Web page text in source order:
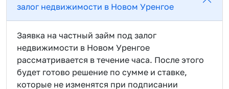
залог недвижимости в Новом Уренгое
Заявка на частный займ под залог
недвижимости в Новом Уренгое
рассматривается в течение часа. После этого
будет готово решение по сумме и ставке,
которые не изменятся при подписании